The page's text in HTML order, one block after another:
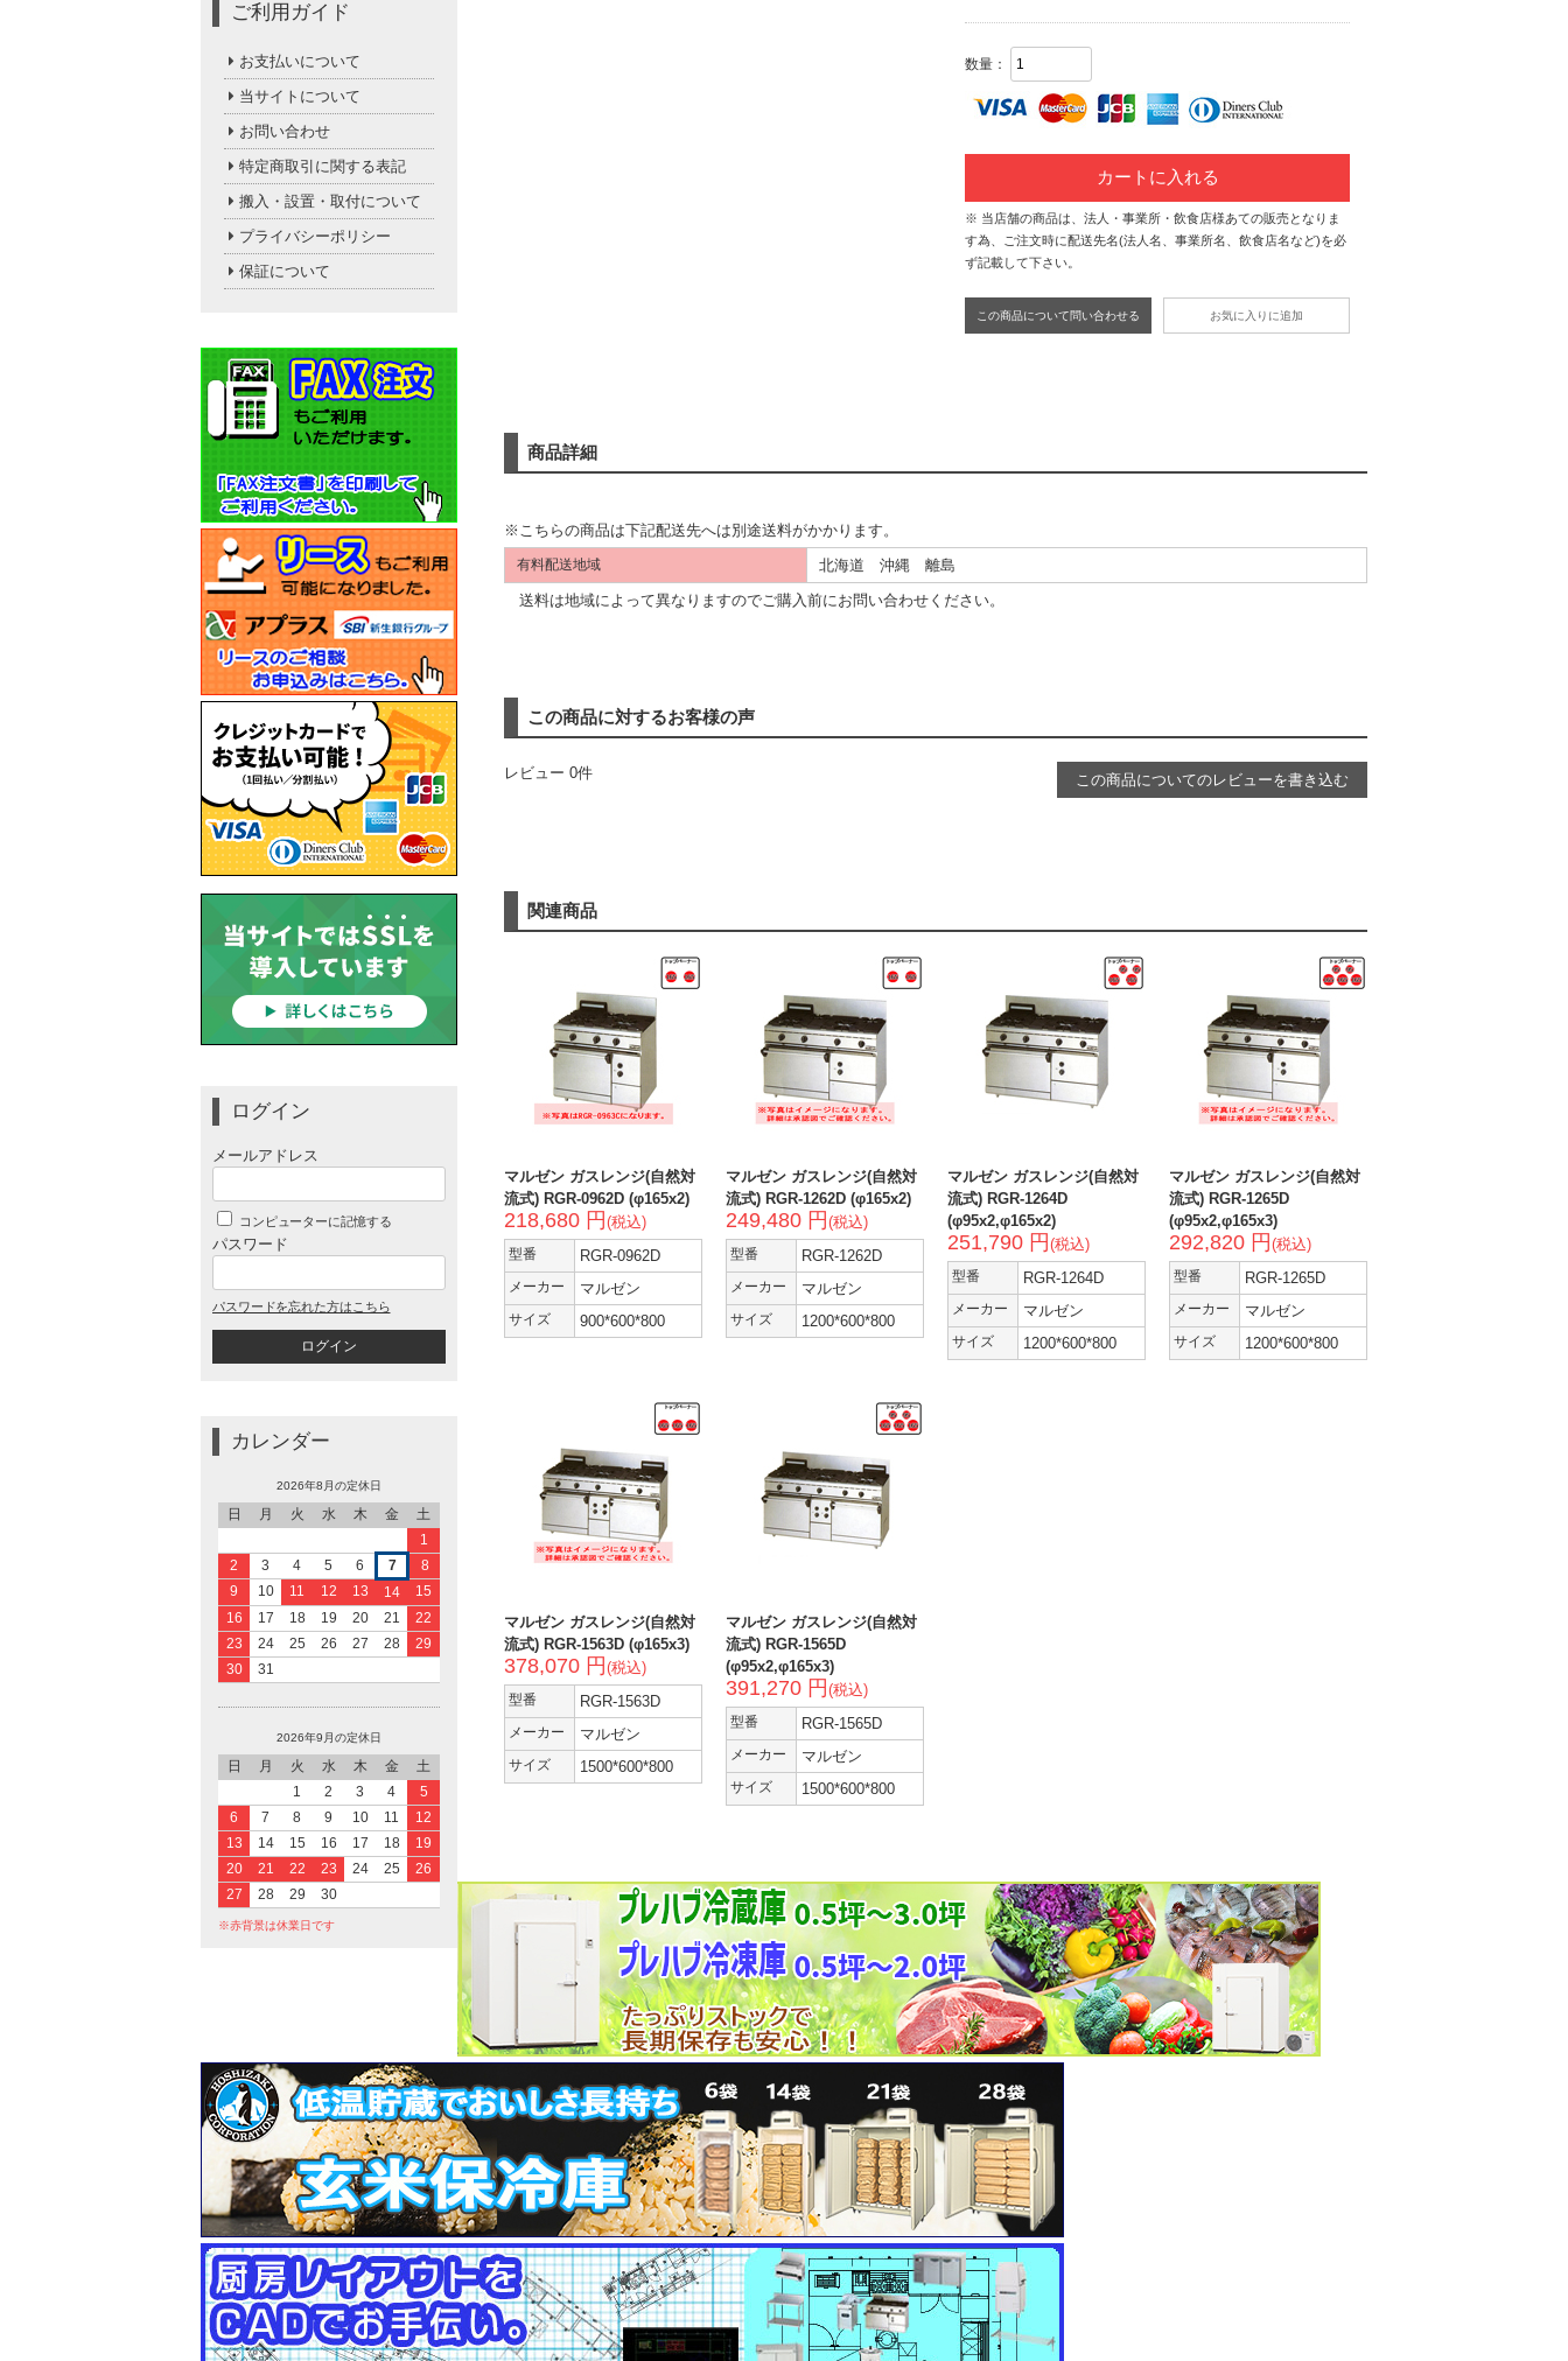
ご利用ガイド
お支払いについて
当サイトについて
お問い合わせ
特定商取引に関する表記
搬入・設置・取付について
プライバシーポリシー
保証について
ログイン
メールアドレス
コンピューターに記憶する
パスワード
パスワードを忘れた方はこちら
カレンダー
2026年8月の定休日
日 月 火 水 木 金
土
1
2
3 4 5 6 7
8
9
10 11 12 13 14
15
16
17 18 19 20 21
22
23
24 25 26 27 28
29
30
31
2026年9月の定休日
日 月 火 水 木 金
土
1
2 3 4
5
6
7 8 9 10 11
12
13
14 15 16 17 18
19
20
21 22 23 24 25
26
27
28 29 30
※赤背景は休業日です
数量：
カートに入れる
※ 当店舗の商品は、法人・事業所・飲食店様あての販売となりま
す為、ご注文時に配送先名(法人名、事業所名、飲食店名など)を必
ず記載して下さい。
この商品について問い合わせる お気に入りに追加
商品詳細
※こちらの商品は下記配送先へは別途送料がかかります。
有料配送地域
北海道 沖縄 離島
送料は地域によって異なりますのでご購入前にお問い合わせください。
この商品に対するお客様の声
レビュー 0件 この商品についてのレビューを書き込む
関連商品
マルゼン ガスレンジ(自然対
流式) RGR-0962D (φ165x2)
218,680 円 (税込)
型番 RGR-0962D
メーカー マルゼン
サイズ 900*600*800
マルゼン ガスレンジ(自然対
流式) RGR-1262D (φ165x2)
249,480 円 (税込)
型番 RGR-1262D
メーカー マルゼン
サイズ 1200*600*800
マルゼン ガスレンジ(自然対
流式) RGR-1264D
(φ95x2,φ165x2)
251,790 円 (税込)
型番 RGR-1264D
メーカー マルゼン
サイズ 1200*600*800
マルゼン ガスレンジ(自然対
流式) RGR-1265D
(φ95x2,φ165x3)
292,820 円 (税込)
型番 RGR-1265D
メーカー マルゼン
サイズ 1200*600*800
マルゼン ガスレンジ(自然対
流式) RGR-1563D (φ165x3)
378,070 円 (税込)
型番 RGR-1563D
メーカー マルゼン
サイズ 1500*600*800
マルゼン ガスレンジ(自然対
流式) RGR-1565D
(φ95x2,φ165x3)
391,270 円 (税込)
型番 RGR-1565D
メーカー マルゼン
サイズ 1500*600*800